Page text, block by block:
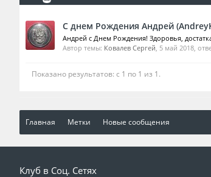
С днем Рождения Андрей
Андрей с Днем Рождения! Здоровья,
Автор темы: Ковалев Сергей, 5 май 2018,
Показано результатов: с 1 по 1 из 1.
Главная Метки Новые сообщения
Клуб в Соц. Сетях